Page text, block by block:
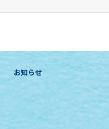
お知らせ